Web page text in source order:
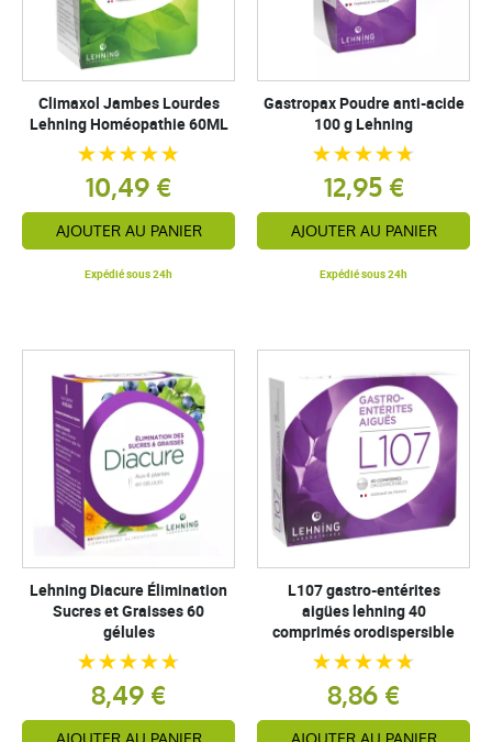
Climaxol Jambes Lourdes
Lehning Homéopathie 60ML
10,49 €
AJOUTER AU PANIER
Expédié sous 24h
Gastropax Poudre anti-acide
100 g Lehning
12,95 €
AJOUTER AU PANIER
Expédié sous 24h
Lehning Diacure Élimination
Sucres et Graisses 60
gélules
8,49 €
L107 gastro-entérites
aigües lehning 40
comprimés orodispersible
8,86 €